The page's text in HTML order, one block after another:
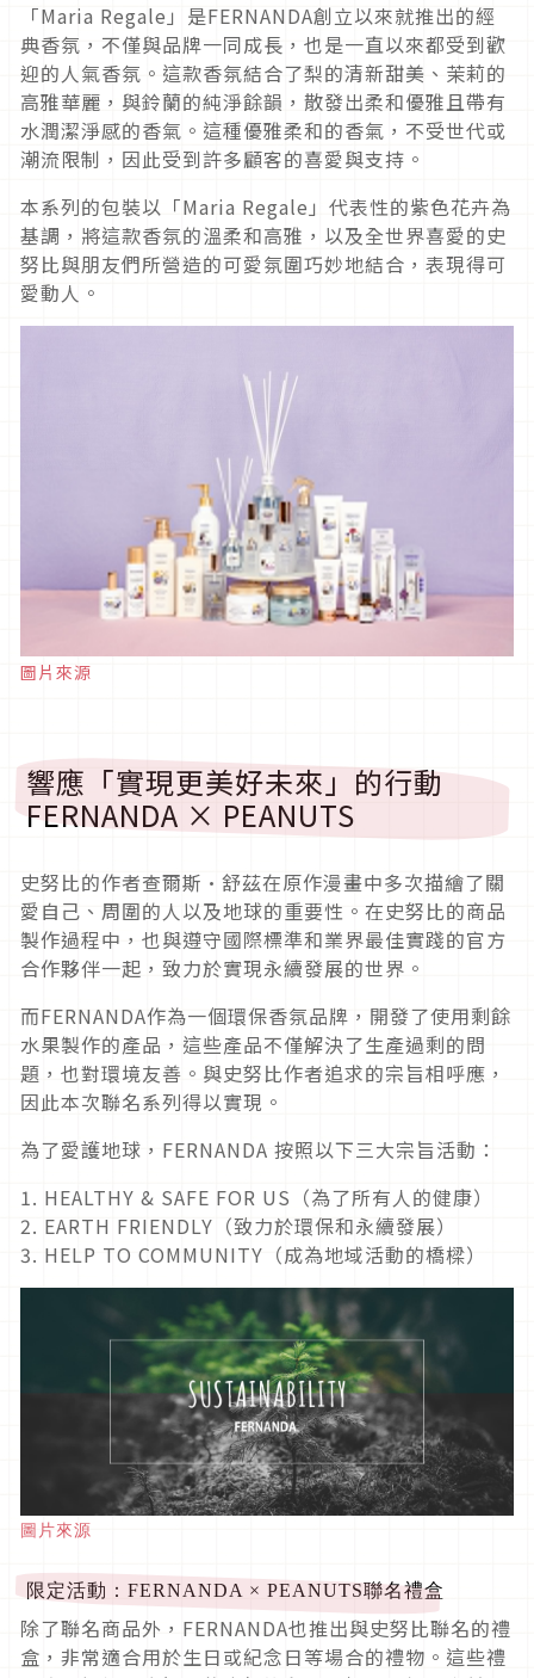
「Maria Regale」是FERNANDA創立以來就推出的經
典香氛，不僅與品牌一同成長，也是一直以來都受到歡
迎的人氣香氛。這款香氛結合了梨的清新甜美、茉莉的
高雅華麗，與鈴蘭的純淨餘韻，散發出柔和優雅且帶有
水潤潔淨感的香氣。這種優雅柔和的香氣，不受世代或
潮流限制，因此受到許多顧客的喜愛與支持。
本系列的包裝以「Maria Regale」代表性的紫色花卉為
基調，將這款香氛的溫柔和高雅，以及全世界喜愛的史
努比與朋友們所營造的可愛氛圍巧妙地結合，表現得可
愛動人。
圖片來源
響應「實現更美好未來」的行動
FERNANDA × PEANUTS
史努比的作者查爾斯·舒茲在原作漫畫中多次描繪了關
愛自己、周圍的人以及地球的重要性。在史努比的商品
製作過程中，也與遵守國際標準和業界最佳實踐的官方
合作夥伴一起，致力於實現永續發展的世界。
而FERNANDA作為一個環保香氛品牌，開發了使用剩餘
水果製作的產品，這些產品不僅解決了生產過剩的問
題，也對環境友善。與史努比作者追求的宗旨相呼應，
因此本次聯名系列得以實現。
為了愛護地球，FERNANDA 按照以下三大宗旨活動：
1. HEALTHY & SAFE FOR US（為了所有人的健康）
2. EARTH FRIENDLY（致力於環保和永續發展）
3. HELP TO COMMUNITY（成為地域活動的橋樑）
圖片來源
限定活動：FERNANDA × PEANUTS聯名禮盒
除了聯名商品外，FERNANDA也推出與史努比聯名的禮
盒，非常適合用於生日或紀念日等場合的禮物。這些禮